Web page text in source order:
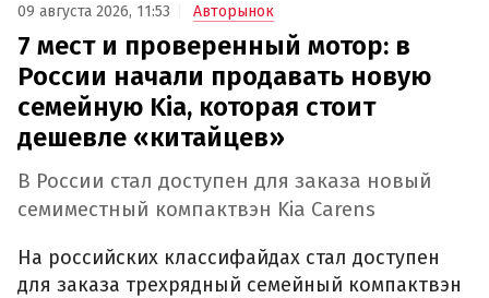
09 августа 2026, 11:53 Авторынок
7 мест и проверенный мотор: в
России начали продавать новую
семейную Kia, которая стоит
дешевле «китайцев»
В России стал доступен для заказа новый
семиместный компактвэн Kia Carens
На российских классифайдах стал доступен
для заказа трехрядный семейный компактвэн